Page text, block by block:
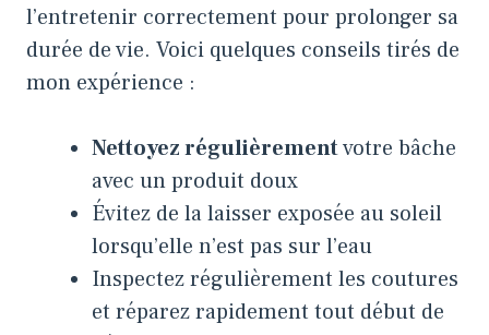
l’entretenir correctement pour prolonger sa
durée de vie. Voici quelques conseils tirés de
mon expérience :
Nettoyez régulièrementvotre bâche
avec un produit doux
Évitez de la laisser exposée au soleil
lorsqu’elle n’est pas sur l’eau
Inspectez régulièrement les coutures
et réparez rapidement tout début de